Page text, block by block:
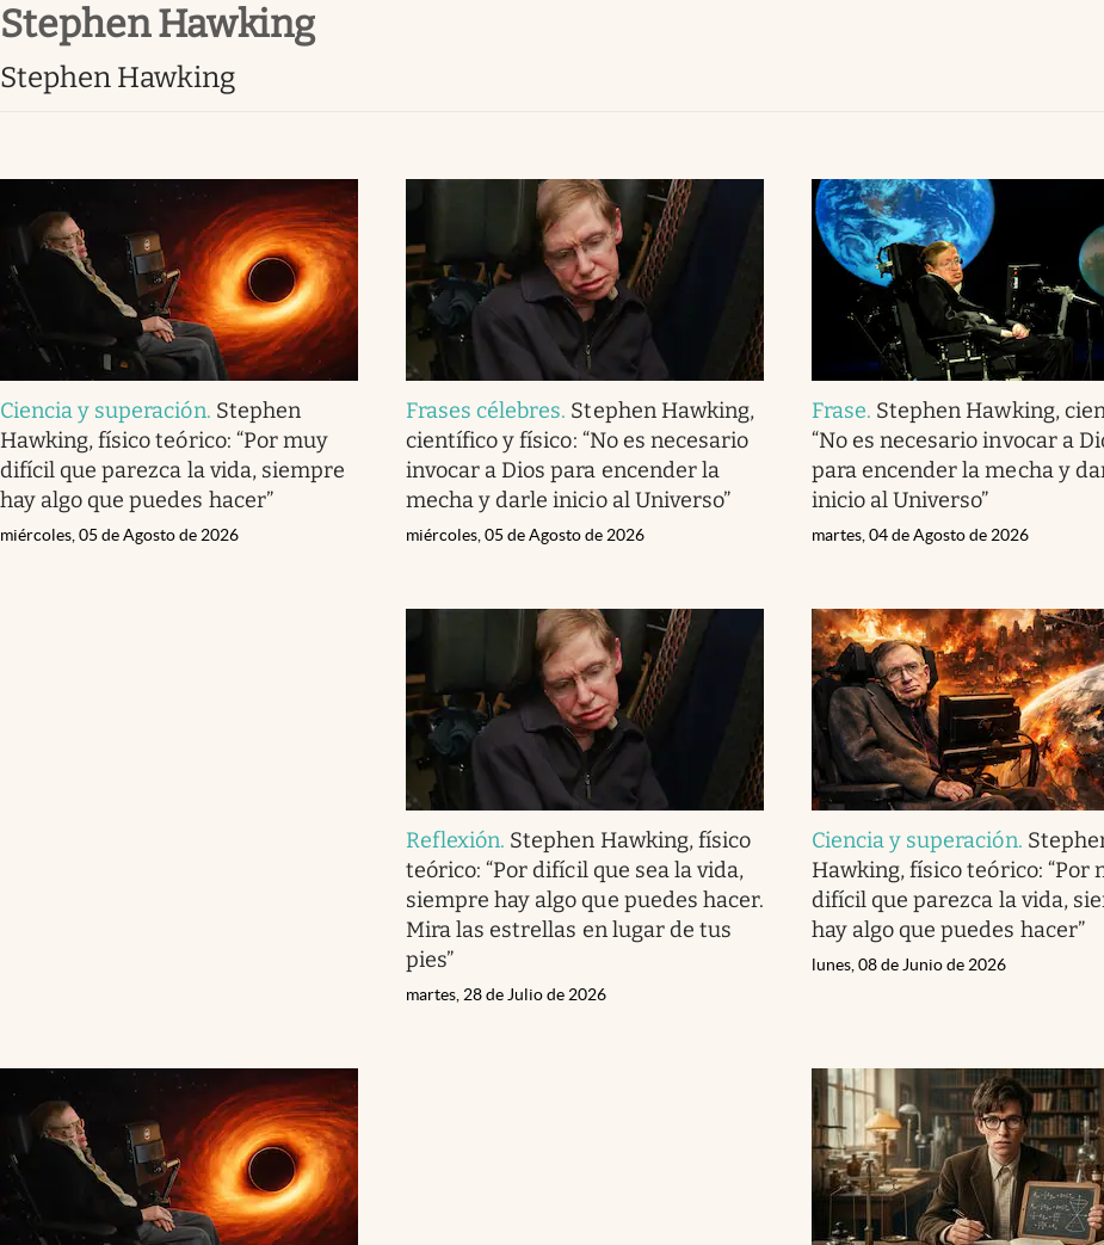
Infotechnology
Eventos Corporativos
El Cronista Studio
Mediakit
abre en nueva pestaña
Stephen Hawking
Stephen Hawking
Ciencia y superación. Stephen
Hawking, físico teórico: “Por muy
difícil que parezca la vida, siempre
hay algo que puedes hacer”
miércoles, 05 de Agosto de 2026
Frases célebres. Stephen Hawking,
científico y físico: “No es necesario
invocar a Dios para encender la
mecha y darle inicio al Universo”
miércoles, 05 de Agosto de 2026
Frase. Stephen Hawking,
“No es necesario invocar a
para encender la mecha y
inicio al Universo”
martes, 04 de Agosto de 2026
Reflexión. Stephen Hawking, físico
teórico: “Por difícil que sea la vida,
siempre hay algo que puedes hacer.
Mira las estrellas en lugar de tus
pies”
martes, 28 de Julio de 2026
Ciencia y superación.
Hawking, físico teórico: “Por
difícil que parezca la vida,
hay algo que puedes hacer”
lunes, 08 de Junio de 2026